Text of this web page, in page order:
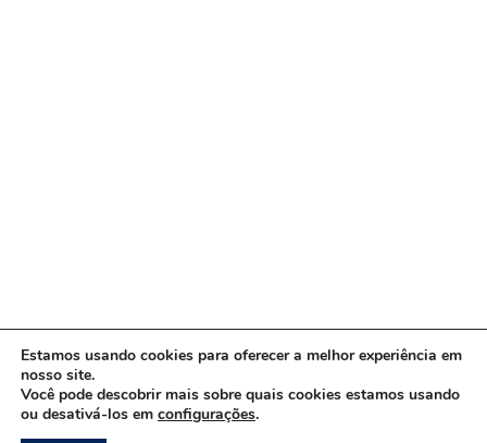
Copyright © 2026 www.ACORDA DF
Estamos usando cookies para oferecer a melhor experiência em
nosso site.
Você pode descobrir mais sobre quais cookies estamos usando
ou desativá-los em configurações.